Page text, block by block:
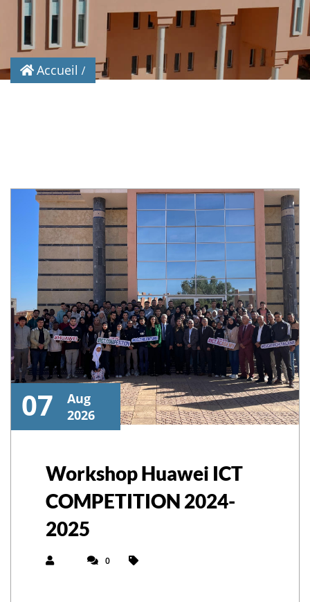
Accueil
07
Aug
2026
Workshop Huawei ICT
COMPETITION 2024-
2025
0